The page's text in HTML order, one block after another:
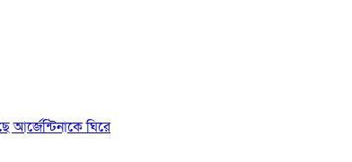
আর্জেন্টিনাকে ঘিরে